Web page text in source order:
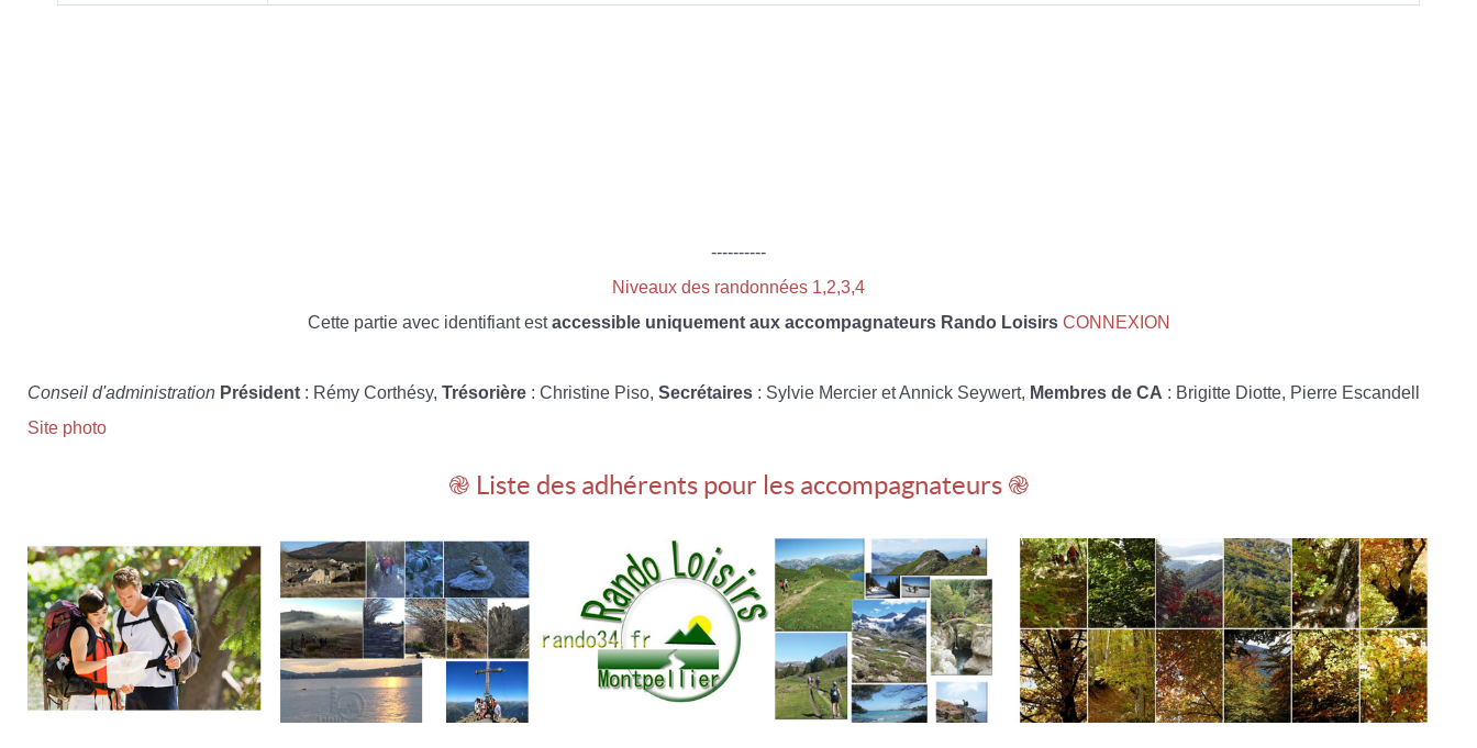
----------
Niveaux des randonnées 1,2,3,4
Cette partie avec identifiant estaccessible uniquement aux accompagnateurs Rando Loisirs CONNEXION
Conseil d'administration Président : Rémy Corthésy, Trésorière : Christine Piso, Secrétaires : Sylvie Mercier et Annick Seywert, Membres de CA : Brigitte Diotte, Pierre Escandell
Site photo
֎ Liste des adhérents pour les accompagnateurs ֎